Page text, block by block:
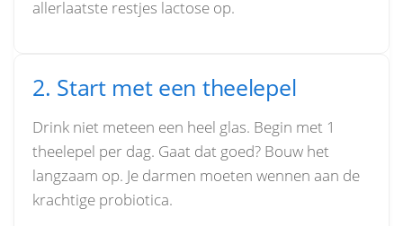
allerlaatste restjes lactose op.
2. Start met een theelepel
Drink niet meteen een heel glas. Begin met 1
theelepel per dag. Gaat dat goed? Bouw het
langzaam op. Je darmen moeten wennen aan de
krachtige probiotica.